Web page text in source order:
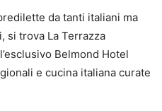
da tanti italiani ma
si trova La Terrazza
Belmond Hotel
e cucina italiana curate